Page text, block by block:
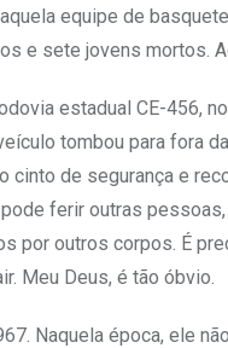
equipe de
e sete jovens mortos.
estadual CE-456,
tombou para fora
de segurança e
ferir outras
por outros corpos. É
Meu Deus, é tão óbvio.
Naquela época, ele